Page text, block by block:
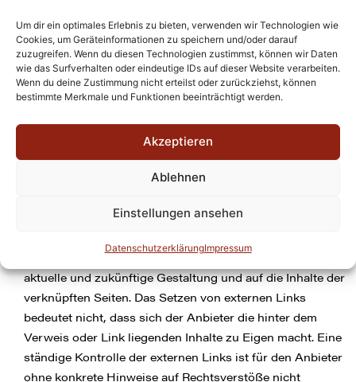
Um dir ein optimales Erlebnis zu bieten, verwenden wir Technologien wie
Cookies, um Geräteinformationen zu speichern und/oder darauf
zuzugreifen. Wenn du diesen Technologien zustimmst, können wir Daten
wie das Surfverhalten oder eindeutige IDs auf dieser Website verarbeiten.
Wenn du deine Zustimmung nicht erteilst oder zurückziehst, können
bestimmte Merkmale und Funktionen beeinträchtigt werden.
Akzeptieren
Ablehnen
Einstellungen ansehen
DatenschutzerklärungImpressum
Anbieters wieder. Mit der reinen Nutzung der Website des
Anbieters kommt keinerlei Vertragsverhältnis zwischen
dem Nutzer und dem Anbieter zustande.
Externe Links
Diese Website enthält Verknüpfungen zu Websites Dritter
(“externe Links”). Diese Websites unterliegen der Haftung
der jeweiligen Betreiber. Der Anbieter hat bei der
Inhalte daraufhin überprüft, ob etwaige Rechtsverstöße
ersichtlich. Der Anbieter hat keinerlei Einfluss auf die
aktuelle und zukünftige Gestaltung und auf die Inhalte der
verknüpften Seiten. Das Setzen von externen Links
bedeutet nicht, dass sich der Anbieter die hinter dem
Verweis oder Link liegenden Inhalte zu Eigen macht. Eine
ständige Kontrolle der externen Links ist für den Anbieter
ohne konkrete Hinweise auf Rechtsverstöße nicht